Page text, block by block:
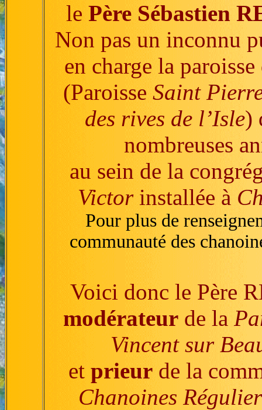
le Père Sébastien
Non pas un inconnu
en charge la
(Paroisse Saint
des rives de l’Isle)
nombreuses
au sein de la
Victorinstallée à
Pour plus de
communauté des
Voici donc le Père
modérateur de la
Vincent sur
et prieurde la
Chanoines